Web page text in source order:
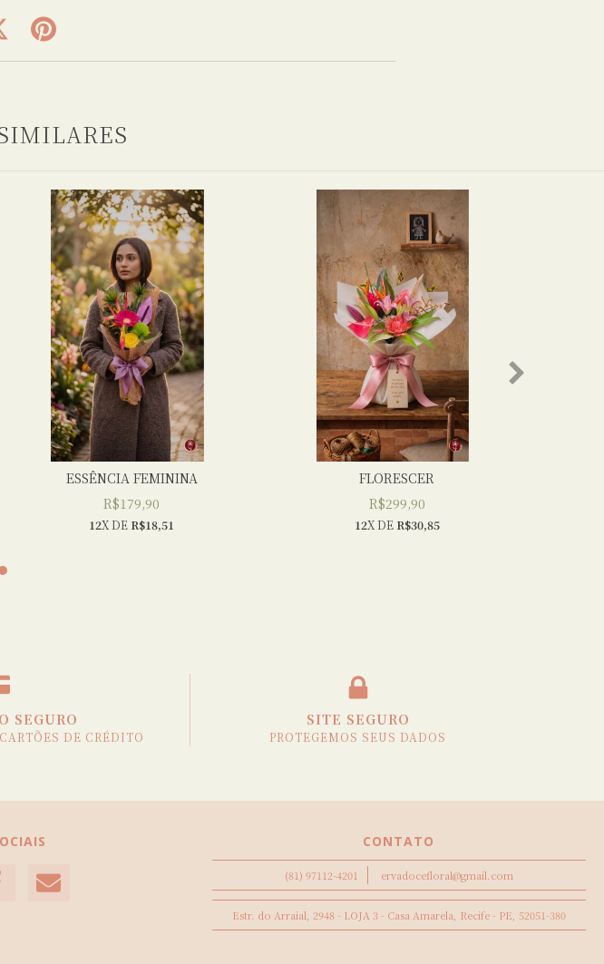
ESSÊNCIA FEMININA
R$179,90
12X DE R$18,51
FLORESCER
R$299,90
12X DE R$30,85
SEGURO
DE CRÉDITO
SITE SEGURO
PROTEGEMOS SEUS DADOS
CONTATO
(81) 97112-4201 ervadocefloral@gmail.com
Estr. do Arraial, 2948 - LOJA 3 - Casa Amarela, Recife - PE, 52051-380